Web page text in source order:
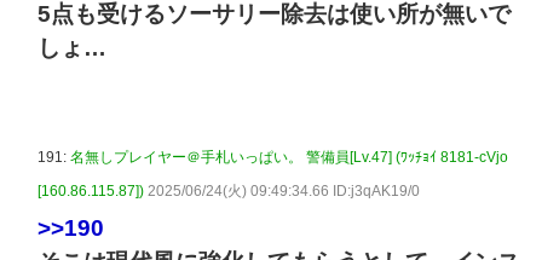
5点も受けるソーサリー除去は使い所が無いで
しょ…
191: 名無しプレイヤー＠手札いっぱい。 警備員[Lv.47] (ﾜｯﾁｮｲ 8181-cVjo
[160.86.115.87]) 2025/06/24(火) 09:49:34.66 ID:j3qAK19/0
>>190